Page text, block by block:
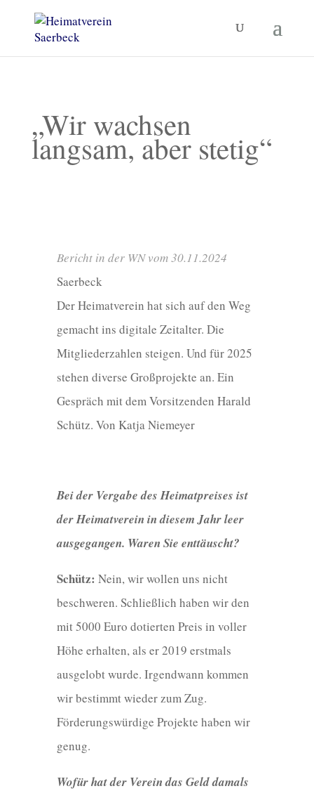
„Wir wachsen
langsam, aber stetig“
Bericht in der WN vom 30.11.2024
Saerbeck
Der Heimatverein hat sich auf den Weg
gemacht ins digitale Zeitalter. Die
Mitgliederzahlen steigen. Und für 2025
stehen diverse Großprojekte an. Ein
Gespräch mit dem Vorsitzenden Harald
Schütz. Von Katja Niemeyer
Bei der Vergabe des Heimatpreises ist
der Heimatverein in diesem Jahr leer
ausgegangen. Waren Sie enttäuscht?
Schütz: Nein, wir wollen uns nicht
beschweren. Schließlich haben wir den
mit 5000 Euro dotierten Preis in voller
Höhe erhalten, als er 2019 erstmals
ausgelobt wurde. Irgendwann kommen
wir bestimmt wieder zum Zug.
Förderungswürdige Projekte haben wir
genug.
Wofür hat der Verein das Geld damals